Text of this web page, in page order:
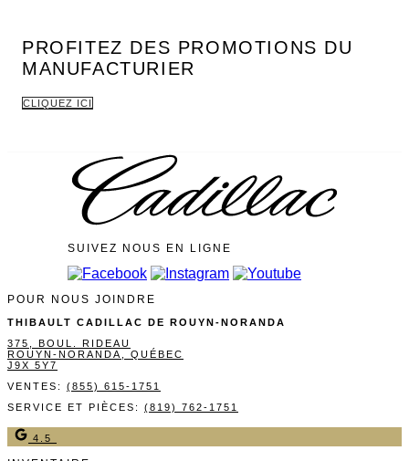
PROFITEZ DES PROMOTIONS DU
MANUFACTURIER
CLIQUEZ ICI
SUIVEZ NOUS EN LIGNE
POUR NOUS JOINDRE
THIBAULT CADILLAC DE ROUYN-NORANDA
375, BOUL. RIDEAU
ROUYN-NORANDA
QUÉBEC
J9X 5Y7
VENTES: (855) 615-1751
SERVICE ET PIÈCES: (819) 762-1751
4.5